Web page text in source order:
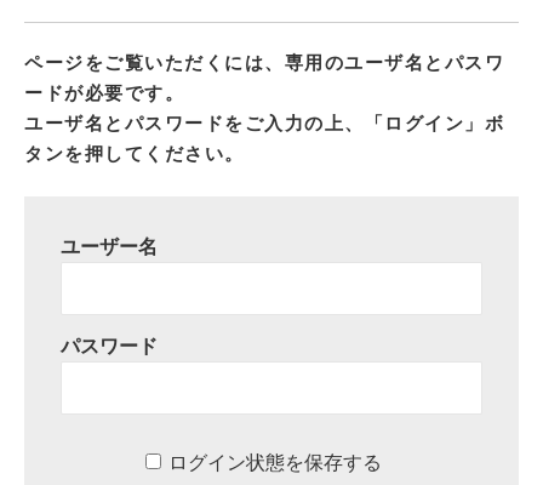
ページをご覧いただくには、専用のユーザ名とパスワ
ードが必要です。
ユーザ名とパスワードをご入力の上、「ログイン」ボ
タンを押してください。
ユーザー名
パスワード
ログイン状態を保存する